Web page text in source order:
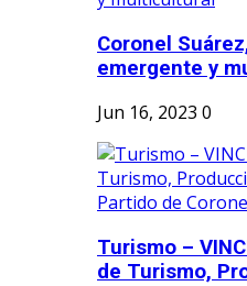
Coronel
emergente y
Jun 16, 2023 0
Turismo –
de Turismo,